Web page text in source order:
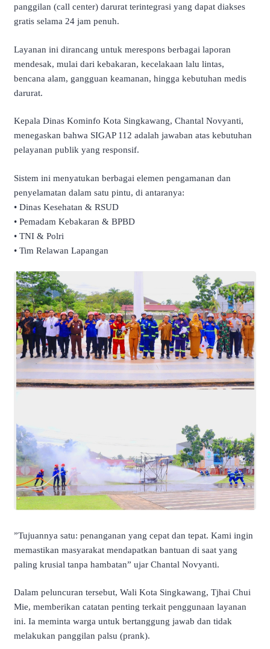
panggilan (call center) darurat terintegrasi yang dapat diakses
gratis selama 24 jam penuh.
​Layanan ini dirancang untuk merespons berbagai laporan
mendesak, mulai dari kebakaran, kecelakaan lalu lintas,
bencana alam, gangguan keamanan, hingga kebutuhan medis
darurat.
​Kepala Dinas Kominfo Kota Singkawang, Chantal Novyanti,
menegaskan bahwa SIGAP 112 adalah jawaban atas kebutuhan
pelayanan publik yang responsif.
Sistem ini menyatukan berbagai elemen pengamanan dan
penyelamatan dalam satu pintu, di antaranya:
• ​Dinas Kesehatan & RSUD
• ​Pemadam Kebakaran & BPBD
• ​TNI & Polri
• ​Tim Relawan Lapangan
​”Tujuannya satu: penanganan yang cepat dan tepat. Kami ingin
memastikan masyarakat mendapatkan bantuan di saat yang
paling krusial tanpa hambatan” ujar Chantal Novyanti.
​Dalam peluncuran tersebut, Wali Kota Singkawang, Tjhai Chui
Mie, memberikan catatan penting terkait penggunaan layanan
ini. Ia meminta warga untuk bertanggung jawab dan tidak
melakukan panggilan palsu (prank).